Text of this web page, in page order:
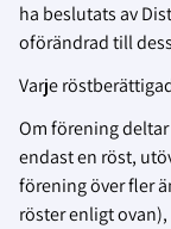
ha beslutats av
oförändrad till
Varje
Om förening
endast en röst,
förening över fler
röster enligt